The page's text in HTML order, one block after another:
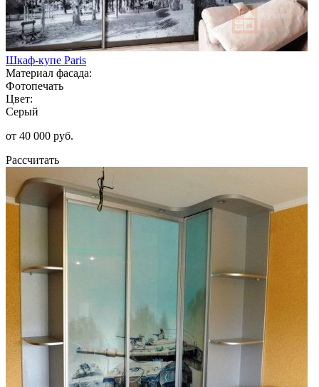
Шкаф-купе Paris
Материал фасада:
Фотопечать
Цвет:
Серый
от 40 000 руб.
Рассчитать